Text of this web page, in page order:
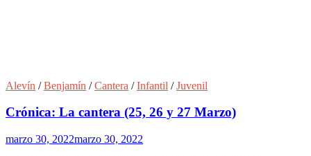
Alevín /Benjamín /Cantera /Infantil /Juvenil
Crónica: La cantera (25, 26 y 27 Marzo)
marzo 30, 2022marzo 30, 2022